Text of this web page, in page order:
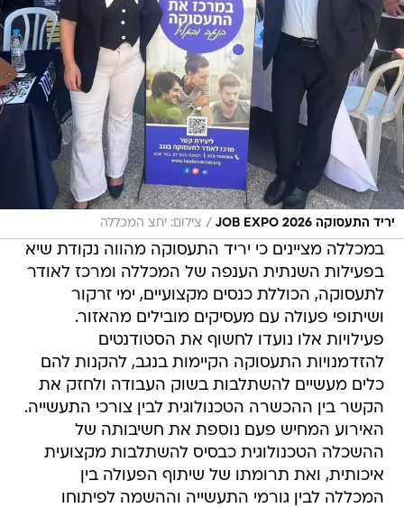
יריד התעסוקה JOB EXPO 2026 / צילום: יחצ המכללה
במכללה מציינים כי יריד התעסוקה מהווה נקודת שיא
בפעילות השנתית הענפה של המכללה ומרכז לאודר
לתעסוקה, הכוללת כנסים מקצועיים, ימי זרקור
ושיתופי פעולה עם מעסיקים מובילים מהאזור.
פעילויות אלו נועדו לחשוף את הסטודנטים
להזדמנויות התעסוקה הקיימות בנגב, להקנות להם
כלים מעשיים להשתלבות בשוק העבודה ולחזק את
הקשר בין ההכשרה הטכנולוגית לבין צורכי התעשייה.
האירוע המחיש פעם נוספת את חשיבותה של
ההשכלה הטכנולוגית כבסיס להשתלבות מקצועית
איכותית, ואת תרומתו של שיתוף הפעולה בין
המכללה לבין גורמי התעשייה וההשמה לפיתוחו